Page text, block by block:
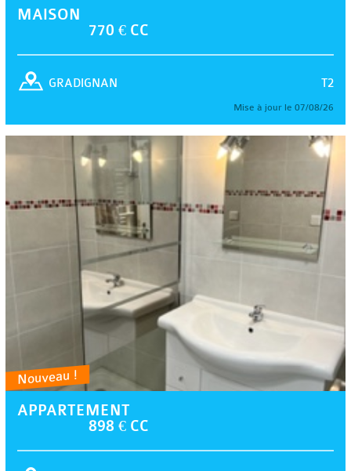
MAISON
770 € CC
T2
GRADIGNAN
Mise à jour le 07/08/26
Nouveau !
APPARTEMENT
898 € CC